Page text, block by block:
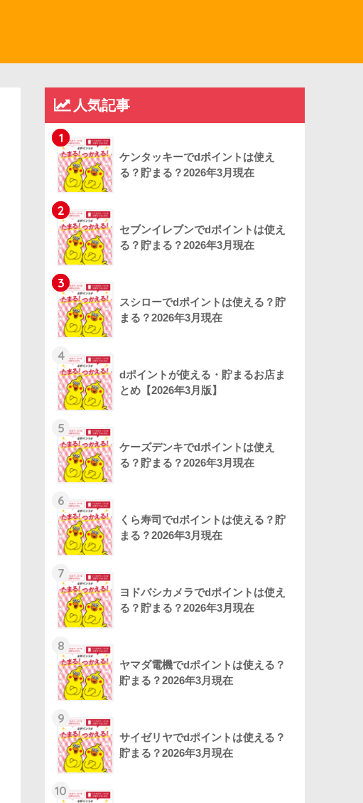
人気記事
1
ケンタッキーでdポイントは使え
る？貯まる？2026年3月現在
2
セブンイレブンでdポイントは使え
る？貯まる？2026年3月現在
3
スシローでdポイントは使える？貯
まる？2026年3月現在
4
dポイントが使える・貯まるお店ま
とめ【2026年3月版】
5
ケーズデンキでdポイントは使え
る？貯まる？2026年3月現在
6
くら寿司でdポイントは使える？貯
まる？2026年3月現在
7
ヨドバシカメラでdポイントは使え
る？貯まる？2026年3月現在
8
ヤマダ電機でdポイントは使える？
貯まる？2026年3月現在
9
サイゼリヤでdポイントは使える？
貯まる？2026年3月現在
10